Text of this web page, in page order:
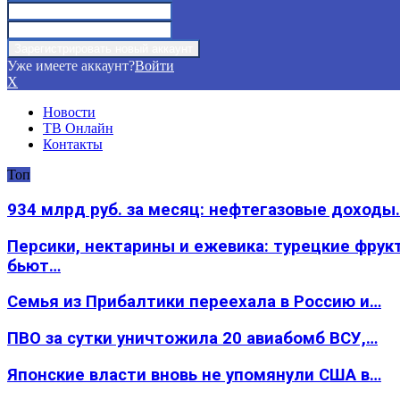
Уже имеете аккаунт?Войти
X
Новости
ТВ Онлайн
Контакты
Топ
934 млрд руб. за месяц: нефтегазовые
Персики, нектарины и ежевика: турецкие
бьют…
Семья из Прибалтики переехала в Россию и…
ПВО за сутки уничтожила 20 авиабомб ВСУ,…
Японские власти вновь не упомянули США в…